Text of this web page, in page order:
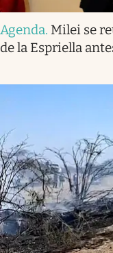
Agenda. Milei se
de la Espriella